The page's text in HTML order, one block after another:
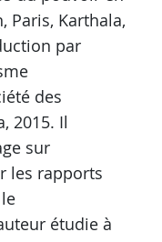
Paris, Karthala,
par
des
2015. Il
sur
les rapports
étudie à